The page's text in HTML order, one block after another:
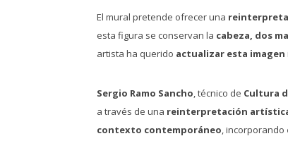
El mural pretende ofrecer una
esta figura se conservan la cabeza, dos
artista ha querido actualizar esta imagen
Sergio Ramo Sancho, técnico de Cultura
a través de una reinterpretación
contexto contemporáneo, incorporando